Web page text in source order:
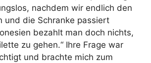
nachdem wir endlich den
und die Schranke passiert
bezahlt man doch nichts,
zu gehen.“ Ihre Frage war
und brachte mich zum